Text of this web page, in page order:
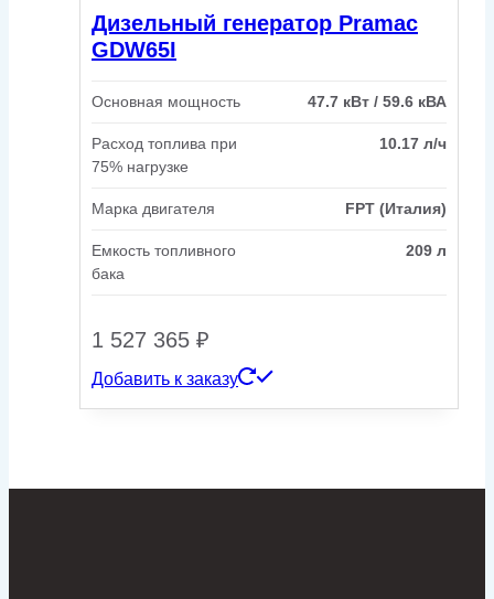
Дизельный генератор Pramac
GDW65I
Основная мощность 47.7 кВт / 59.6 кВА
Расход топлива при
75% нагрузке
10.17 л/ч
Марка двигателя FPT (Италия)
Емкость топливного
бака
209 л
1 527 365 ₽
Добавить к заказу